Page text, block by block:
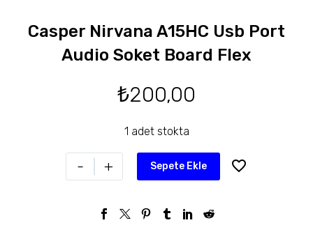
Casper Nirvana A15HC Usb Port
Audio Soket Board Flex
₺200,00
1 adet stokta
- + Sepete Ekle